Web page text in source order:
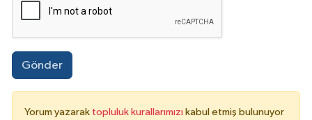
Gönder
Yorum yazarak topluluk kurallarımızı kabul etmiş bulunuyor